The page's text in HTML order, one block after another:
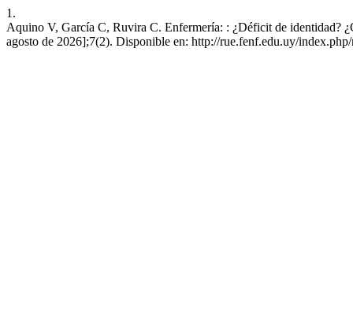
1.
Aquino V, García C, Ruvira C. Enfermería: : ¿Déficit de identidad?
agosto de 2026];7(2). Disponible en: http://rue.fenf.edu.uy/